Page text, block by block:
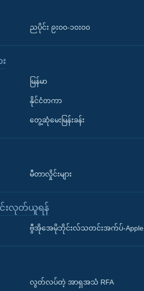
ညပိုင်း ၉း၀၀-၁၀း၀၀
မြန်မာ
နိုင်ငံတကာ
တွေ့ဆုံမေးမြန်းခန်း
မီတာလှိုင်းများ
င်းလုတ်ယူရန်
ဗွီအိုအေမိုဘိုင်းလ်သတင်းအက်ပ်-Apple
လွတ်လပ်တဲ့ အာရှအသံ RFA